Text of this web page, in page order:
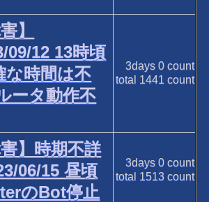
】
09/12 13時頃
な時間は不
ータ動作不
3days 0count
total 1441 count
害】時期不詳
06/15 昼頃
のBot停止
3days 0count
total 1513count